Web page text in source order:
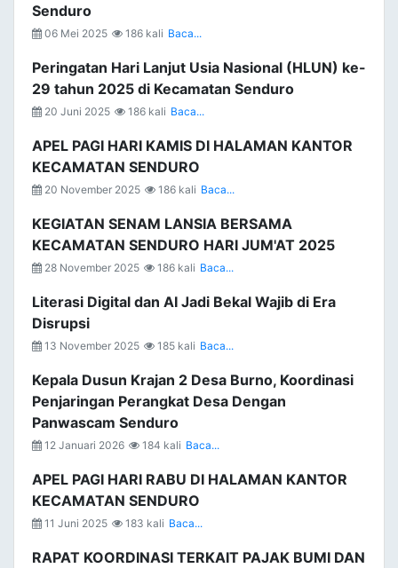
Senduro
06 Mei 2025 186 kali Baca...
Peringatan Hari Lanjut Usia Nasional (HLUN) ke-
29 tahun 2025 di Kecamatan Senduro
20 Juni 2025 186 kali Baca...
APEL PAGI HARI KAMIS DI HALAMAN KANTOR
KECAMATAN SENDURO
20 November 2025 186 kali Baca...
KEGIATAN SENAM LANSIA BERSAMA
KECAMATAN SENDURO HARI JUM'AT 2025
28 November 2025 186 kali Baca...
Literasi Digital dan AI Jadi Bekal Wajib di Era
Disrupsi
13 November 2025 185 kali Baca...
Kepala Dusun Krajan 2 Desa Burno, Koordinasi
Penjaringan Perangkat Desa Dengan
Panwascam Senduro
12 Januari 2026 184 kali Baca...
APEL PAGI HARI RABU DI HALAMAN KANTOR
KECAMATAN SENDURO
11 Juni 2025 183 kali Baca...
RAPAT KOORDINASI TERKAIT PAJAK BUMI DAN